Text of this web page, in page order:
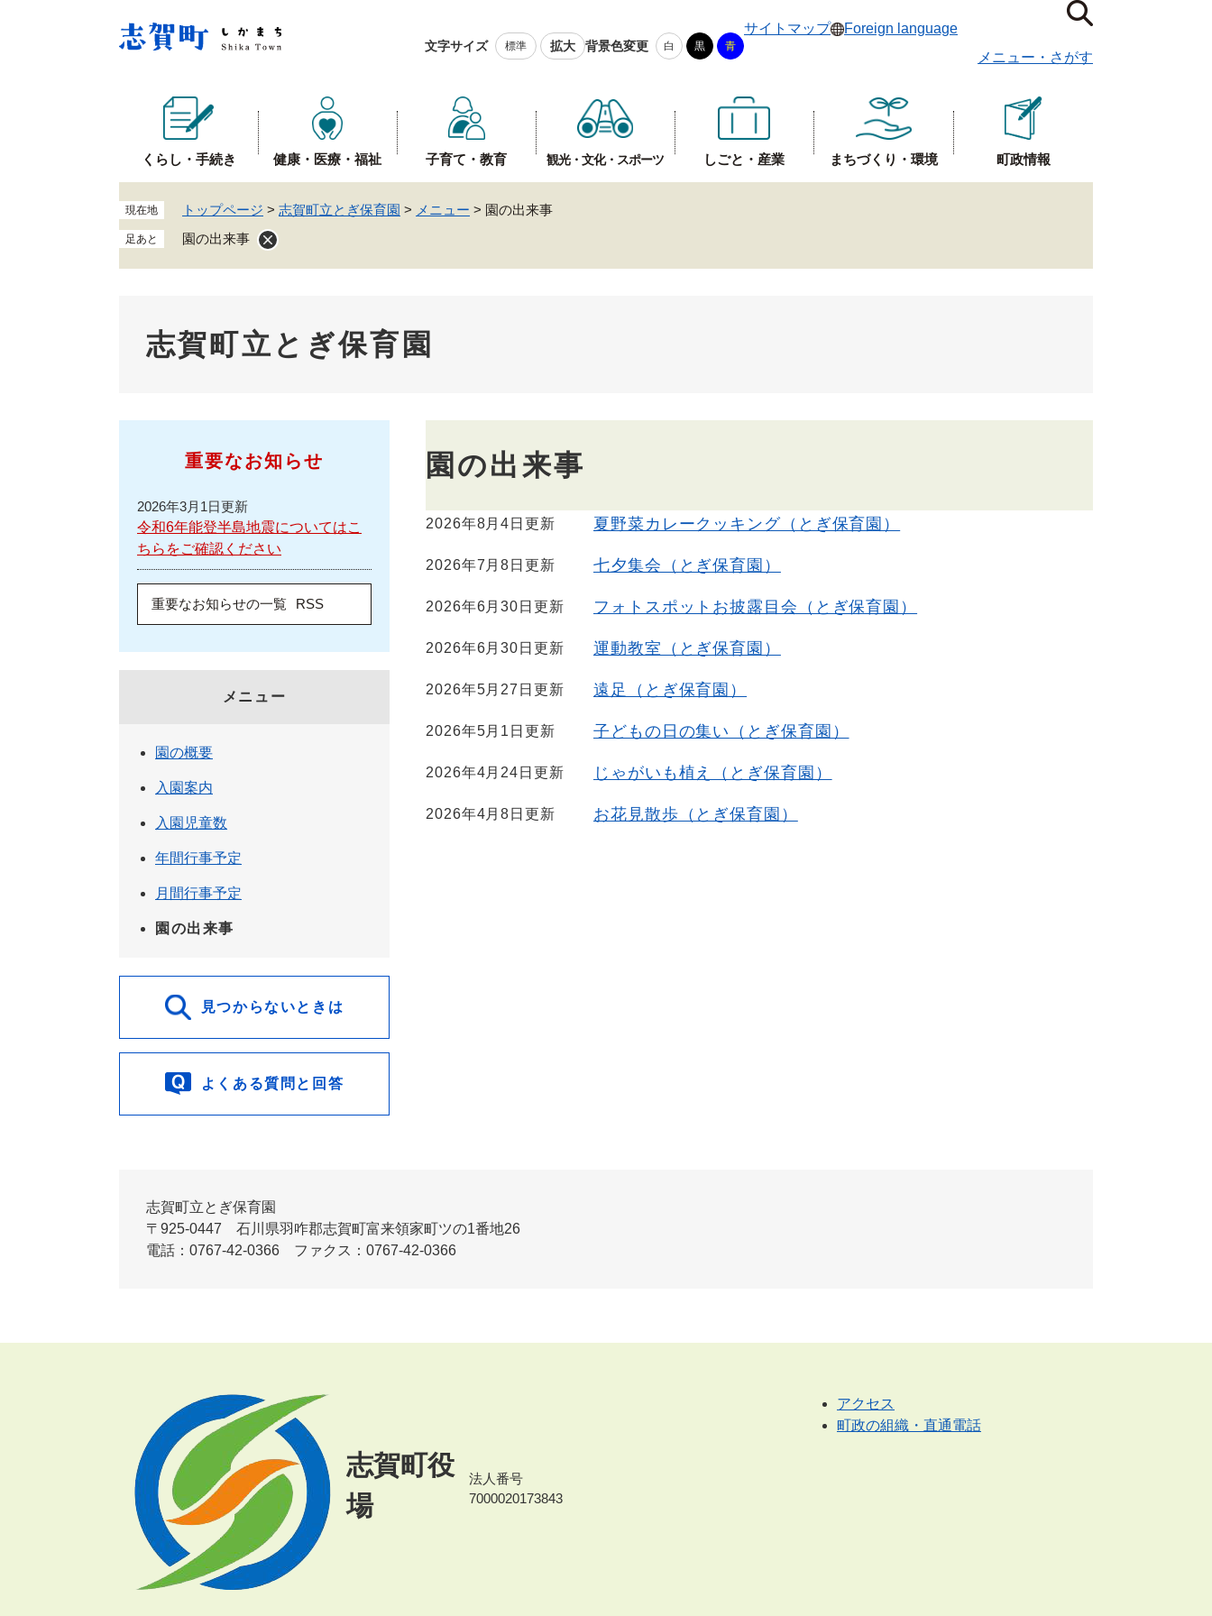
ー
ジ
。
文字サイズ 標準 拡大 背景色変更 白 黒 青
サイトマップ
Foreign language
メニュー ・ さがす
くらし・手続き 健康・医療・福祉 子育て・教育 観光・文化・スポーツ しごと・産業 まちづくり・環境 町政情報
現在地 トップページ > 志賀町立とぎ保育園 > メニュー > 園の出来事
足あと 園の出来事
志賀町立とぎ保育園
文
園の出来事
2026年8月4日更新 夏野菜カレークッキング（とぎ保育園）
2026年7月8日更新 七夕集会（とぎ保育園）
2026年6月30日更新 フォトスポットお披露目会（とぎ保育園）
2026年6月30日更新 運動教室（とぎ保育園）
2026年5月27日更新 遠足（とぎ保育園）
2026年5月1日更新 子どもの日の集い（とぎ保育園）
2026年4月24日更新 じゃがいも植え（とぎ保育園）
2026年4月8日更新 お花見散歩（とぎ保育園）
重要なお知らせ
2026年3月1日更新
令和6年能登半島地震についてはこ
ちらをご確認ください
重要なお知らせの一覧 RSS
メニュー
園の概要
入園案内
入園児童数
年間行事予定
月間行事予定
園の出来事
見つからないときは
よくある質問と回答
志賀町立とぎ保育園
〒925-0447 石川県羽咋郡志賀町富来領家町ツの1番地26
電話：0767-42-0366 ファクス：0767-42-0366
志賀町役
場
法人番号
7000020173843
アクセス
町政の組織・直通電話